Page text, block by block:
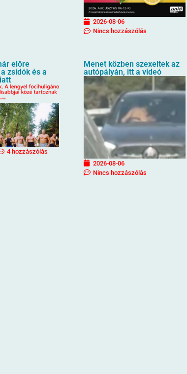
2026-08-06
Nincs hozzászólás
előre
zsidók és a
4 hozzászólás
Menet közben szexeltek az
autópályán, itt a videó
2026-08-06
Nincs hozzászólás